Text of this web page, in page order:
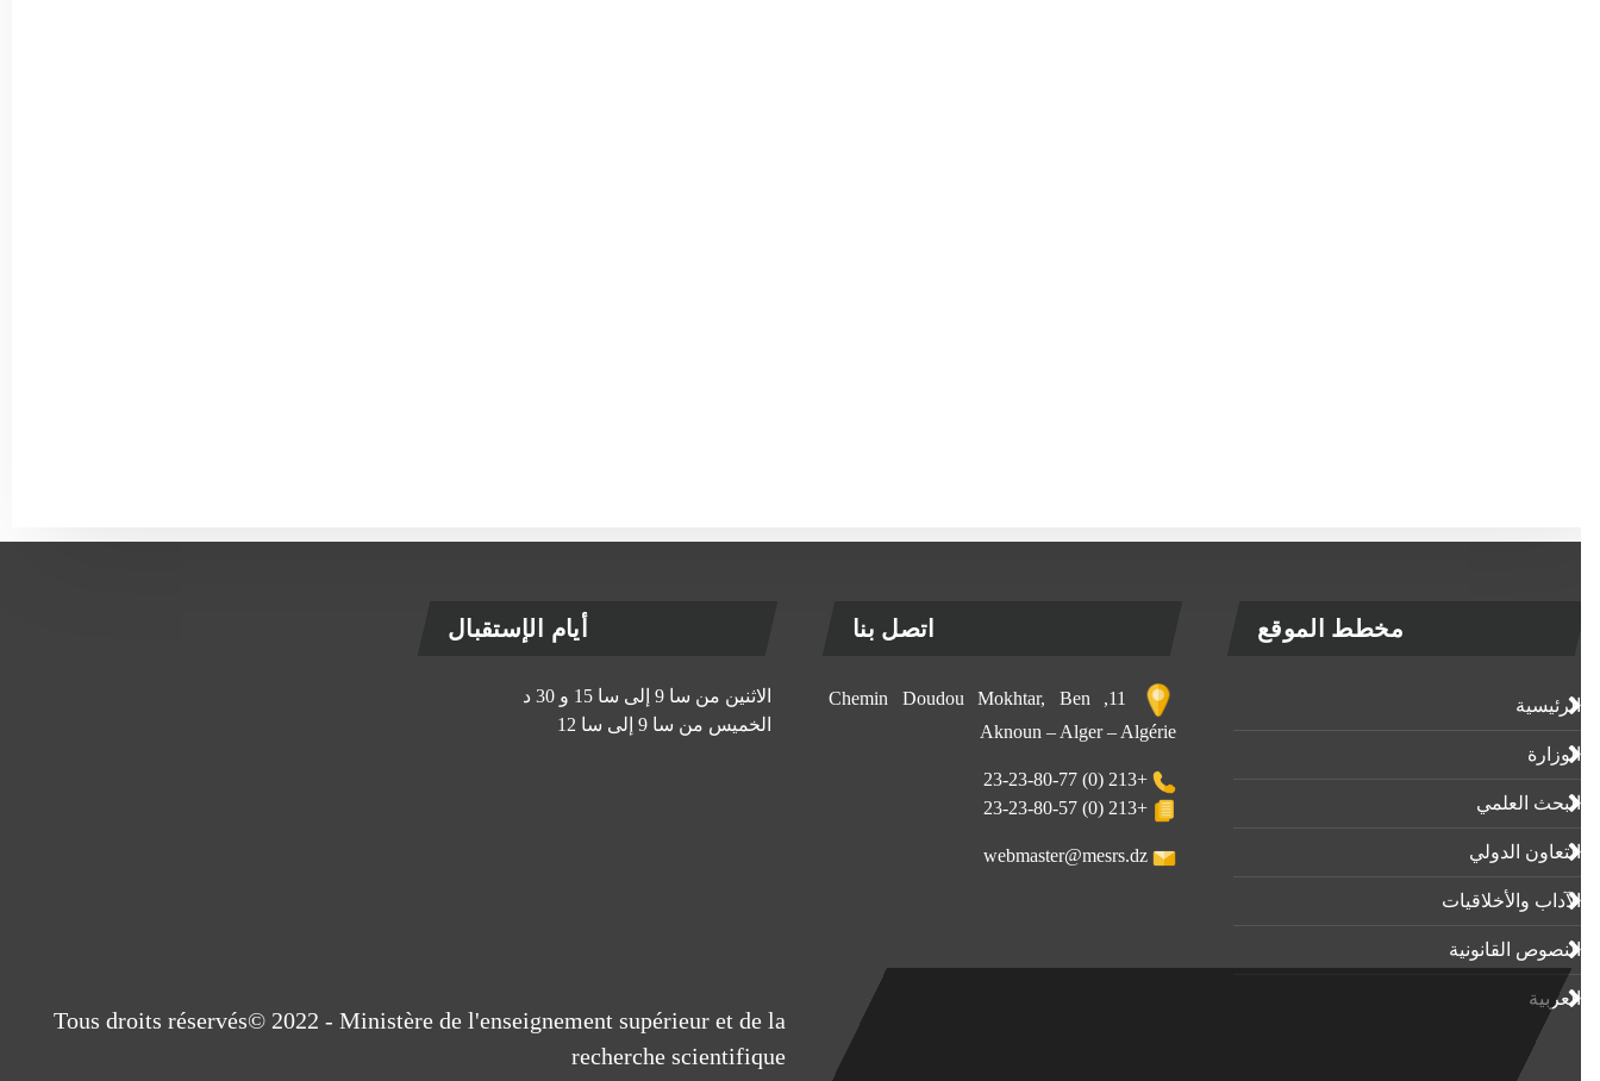
مخطط الموقع
الرئيسية
الوزارة
البحث العلمي
التعاون الدولي
الآداب واﻷخلاقيات
النصوص القانونية
العربية
اتصل بنا
11, Chemin Doudou Mokhtar, Ben
Aknoun – Alger – Algérie
+213 (0) 23-23-80-77
+213 (0) 23-23-80-57
webmaster@mesrs.dz
أيام الإستقبال
الاثنين من سا 9 إلى سا 15 و 30 د
الخميس من سا 9 إلى سا 12
Tous droits réservés© 2022 - Ministère de l'enseignement supérieur et de la
recherche scientifique